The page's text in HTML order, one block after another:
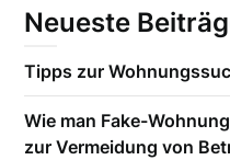
Neueste
Tipps zur
Wie man Fake-
zur Vermeidung von